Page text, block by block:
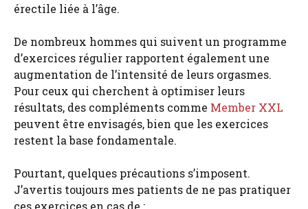
érectile liée à l’âge.
De nombreux hommes qui suivent un programme
d’exercices régulier rapportent également une
augmentation de l’intensité de leurs orgasmes.
Pour ceux qui cherchent à optimiser leurs
résultats, des compléments comme Member XXL
peuvent être envisagés, bien que les exercices
restent la base fondamentale.
Pourtant, quelques précautions s’imposent.
J’avertis toujours mes patients de ne pas pratiquer
ces exercices en cas de :